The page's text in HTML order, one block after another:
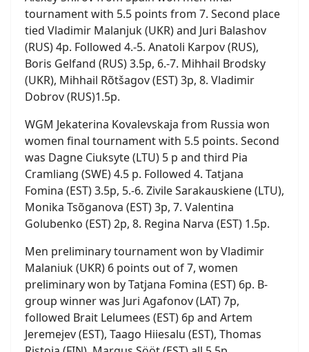
tournament with 5.5 points from 7. Second place
tied Vladimir Malanjuk (UKR) and Juri Balashov
(RUS) 4p. Followed 4.-5. Anatoli Karpov (RUS),
Boris Gelfand (RUS) 3.5p, 6.-7. Mihhail Brodsky
(UKR), Mihhail Rõtšagov (EST) 3p, 8. Vladimir
Dobrov (RUS)1.5p.
WGM Jekaterina Kovalevskaja from Russia won
women final tournament with 5.5 points. Second
was Dagne Ciuksyte (LTU) 5 p and third Pia
Cramliang (SWE) 4.5 p. Followed 4. Tatjana
Fomina (EST) 3.5p, 5.-6. Zivile Sarakauskiene (LTU),
Monika Tsõganova (EST) 3p, 7. Valentina
Golubenko (EST) 2p, 8. Regina Narva (EST) 1.5p.
Men preliminary tournament won by Vladimir
Malaniuk (UKR) 6 points out of 7, women
preliminary won by Tatjana Fomina (EST) 6p. B-
group winner was Juri Agafonov (LAT) 7p,
followed Brait Lelumees (EST) 6p and Artem
Jeremejev (EST), Taago Hiiesalu (EST), Thomas